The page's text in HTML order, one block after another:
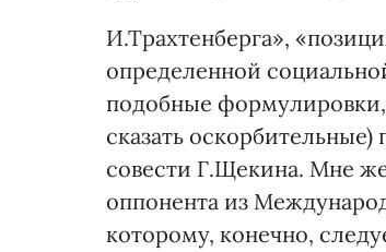
И.Трахтенберга»,
определенной
подобные формулировки,
сказать
совести Г.Щекина. Мне
оппонента из
которому, конечно,